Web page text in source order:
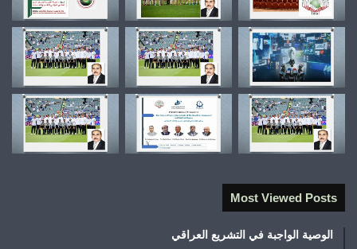
Most Viewed Posts
الوصية الواجبة في التشريع العراقي